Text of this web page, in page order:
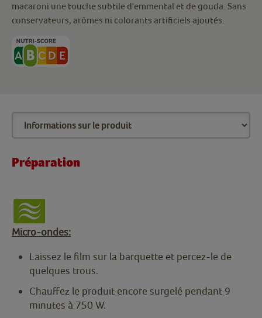
macaroni une touche subtile d'emmental et de gouda. Sans
conservateurs, arômes ni colorants artificiels ajoutés.
Préparation
Micro-ondes:
Laissez le film sur la barquette et percez-le de
quelques trous.
Chauffez le produit encore surgelé pendant 9
minutes à 750 W.